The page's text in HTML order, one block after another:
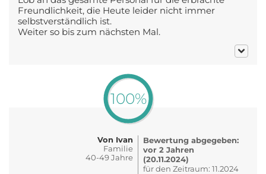
Freundlichkeit, die Heute leider nicht immer
selbstverständlich ist.
Weiter so bis zum nächsten Mal.
100%
Von Ivan
Familie
40-49 Jahre
Bewertung abgegeben:
vor 2 Jahren
(20.11.2024)
für den Zeitraum: 11.2024